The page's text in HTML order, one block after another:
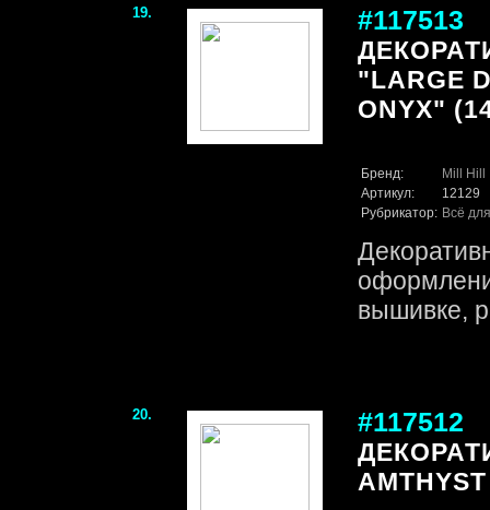
19. #117513
"LARGE
ONYX"
Бренд:
Mill Hill
Артикул:
12129
Рубрикатор: Всё
вышивке,
20. #117512